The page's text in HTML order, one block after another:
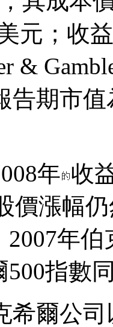
元；收
&
告期市
年 收
價漲幅
2007年
500指數
希爾公司